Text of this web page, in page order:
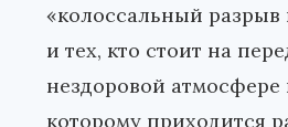
«колоссальный разрыв
и тех, кто стоит на
нездоровой атмосфере
которому приходится